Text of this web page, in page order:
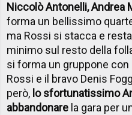
Niccolò Antonelli, Andrea
forma un bellissimo
ma Rossi si stacca e
minimo sul resto della
si forma un gruppone
Rossi e il bravo Denis
però, lo sfortunatissimo
abbandonare la gara per